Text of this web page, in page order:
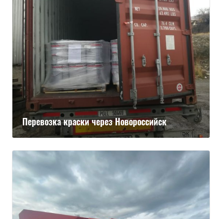
Перевозка краски через Новороссийск